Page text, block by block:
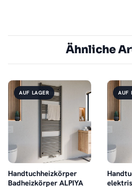
Ähnliche
AUF LAGER
Handtuchheizkörper
Badheizkörper ALPIYA
AUF